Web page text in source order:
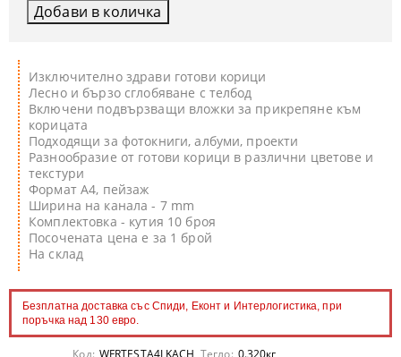
Изключително здрави готови корици
Лесно и бързо сглобяване с телбод
Включени подвързващи вложки за прикрепяне към
корицата
Подходящи за фотокниги, албуми, проекти
Разнообразие от готови корици в различни цветове и
текстури
Формат А4, пейзаж
Ширина на канала - 7 mm
Комплектовка - кутия 10 броя
Посочената цена е за 1 брой
На склад
Безплатна доставка със Спиди, Еконт и Интерлогистика, при
поръчка над 130 евро.
Код: WFRTESTA4LKACH Тегло: 0.320кг